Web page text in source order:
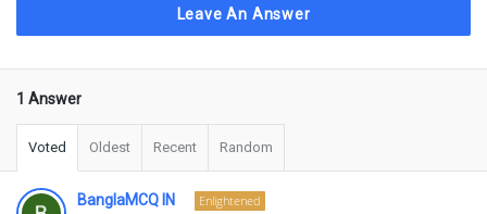
Leave An Answer
1 Answer
Voted Oldest Recent Random
BanglaMCQ IN
Enlightened